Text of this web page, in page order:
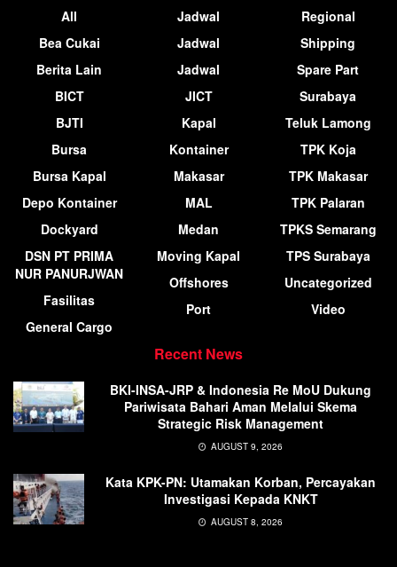
All
Bea Cukai
Berita Lain
BICT
BJTI
Bursa
Bursa Kapal
Depo Kontainer
Dockyard
DSN PT PRIMA
NUR PANURJWAN
Fasilitas
General Cargo
Jadwal
Jadwal
Jadwal
JICT
Kapal
Kontainer
Makasar
MAL
Medan
Moving Kapal
Offshores
Port
Regional
Shipping
Spare Part
Surabaya
Teluk Lamong
TPK Koja
TPK Makasar
TPK Palaran
TPKS Semarang
TPS Surabaya
Uncategorized
Video
Recent News
BKI-INSA-JRP & Indonesia Re MoU Dukung
Pariwisata Bahari Aman Melalui Skema
Strategic Risk Management
AUGUST 9, 2026
Kata KPK-PN: Utamakan Korban, Percayakan
Investigasi Kepada KNKT
AUGUST 8, 2026